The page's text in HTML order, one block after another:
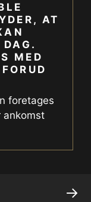
AT
MED
foretages
ankomst
→